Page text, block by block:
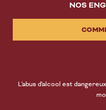
NOS
L'abus d'alcool est